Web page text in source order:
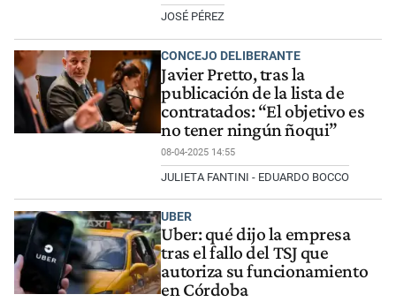
JOSÉ PÉREZ
CONCEJO DELIBERANTE
Javier Pretto, tras la
publicación de la lista de
contratados: “El objetivo es
no tener ningún ñoqui”
08-04-2025 14:55
JULIETA FANTINI - EDUARDO BOCCO
UBER
Uber: qué dijo la empresa
tras el fallo del TSJ que
autoriza su funcionamiento
en Córdoba